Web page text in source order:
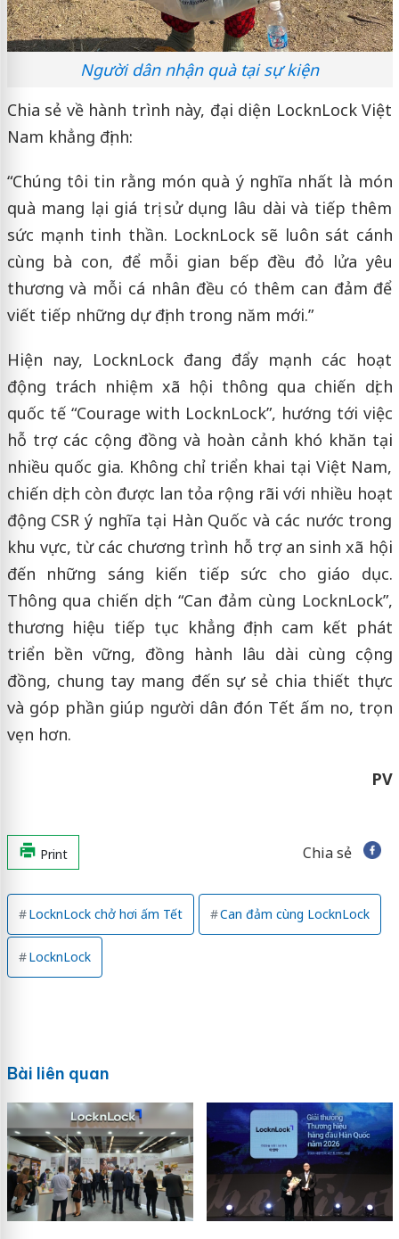
Người dân nhận quà tại sự kiện
Chia sẻ về hành trình này, đại diện LocknLock Việt
Nam khẳng định:
“Chúng tôi tin rằng món quà ý nghĩa nhất là món
quà mang lại giá trị sử dụng lâu dài và tiếp thêm
sức mạnh tinh thần. LocknLock sẽ luôn sát cánh
cùng bà con, để mỗi gian bếp đều đỏ lửa yêu
thương và mỗi cá nhân đều có thêm can đảm để
viết tiếp những dự định trong năm mới.”
Hiện nay, LocknLock đang đẩy mạnh các hoạt
động trách nhiệm xã hội thông qua chiến dịch
quốc tế “Courage with LocknLock”, hướng tới việc
hỗ trợ các cộng đồng và hoàn cảnh khó khăn tại
nhiều quốc gia. Không chỉ triển khai tại Việt Nam,
chiến dịch còn được lan tỏa rộng rãi với nhiều hoạt
động CSR ý nghĩa tại Hàn Quốc và các nước trong
khu vực, từ các chương trình hỗ trợ an sinh xã hội
đến những sáng kiến tiếp sức cho giáo dục.
Thông qua chiến dịch “Can đảm cùng LocknLock”,
thương hiệu tiếp tục khẳng định cam kết phát
triển bền vững, đồng hành lâu dài cùng cộng
đồng, chung tay mang đến sự sẻ chia thiết thực
và góp phần giúp người dân đón Tết ấm no, trọn
vẹn hơn.
PV
Print Chia sẻ
LocknLock chở hơi ấm Tết Can đảm cùng LocknLock
LocknLock
Bài liên quan